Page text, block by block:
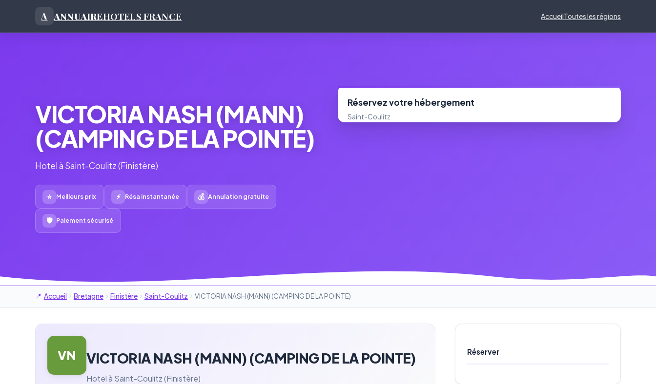
A ANNUAIREHOTELS FRANCE AccueilToutes les régions
VICTORIA NASH (MANN)
(CAMPING DE LA POINTE)
Hotel à Saint-Coulitz (Finistère)
⭐ Meilleurs prix ⚡ Résa instantanée 💰 Annulation gratuite
🛡 Paiement sécurisé
Réservez votre hébergement
Saint-Coulitz
Accueil Bretagne Finistère Saint-Coulitz VICTORIA NASH (MANN) (CAMPING DE LA POINTE)
VN VICTORIA NASH (MANN) (CAMPING DE LA POINTE)
Hotel à Saint-Coulitz (Finistère)
Réserver